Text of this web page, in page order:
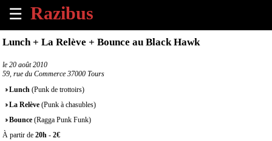
☰
×
Tous
évènements
à
venir
Lunch + La Relève + Bounce au Black Hawk
le 20 août 2010
59, rue du Commerce 37000 Tours
Lunch (Punk de trottoirs)
La Relève (Punk à chasubles)
Bounce (Ragga Punk Funk)
À partir de 20h - 2€